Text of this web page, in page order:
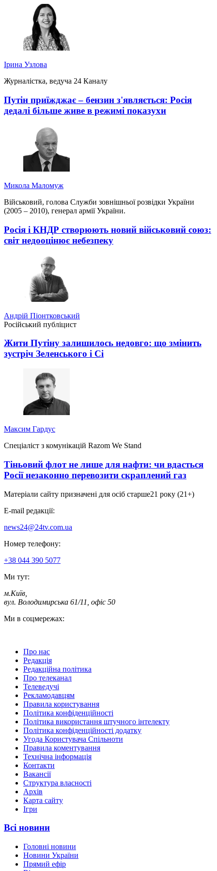
Ірина Узлова
Журналістка, ведуча 24 Каналу
Путін приїжджає – бензин з'являється: Росія
дедалі більше живе в режимі показухи
Микола Маломуж
Військовий, голова Служби зовнішньої розвідки України
(2005 – 2010), генерал армії України.
Росія і КНДР створюють новий військовий союз:
світ недооцінює небезпеку
Андрій Піонтковський
Російський публіцист
Жити Путіну залишилось недовго: що змінить
зустріч Зеленського і Сі
Максим Гардус
Спеціаліст з комунікацій Razom We Stand
Тіньовий флот не лише для нафти: чи вдасться
Росії незаконно перевозити скраплений газ
Матеріали сайту призначені для осіб старше21 року (21+)
E-mail редакції:
news24@24tv.com.ua
Номер телефону:
+38 044 390 5077
Ми тут:
м.Київ
вул. Володимирська 61/11, офіс 50
Ми в соцмережах:
Про нас
Редакція
Редакційна політика
Про телеканал
Телеведучі
Рекламодавцям
Правила користування
Політика конфіденційності
Політика використання штучного інтелекту
Політика конфіденційності додатку
Угода Користувача Спільноти
Правила коментування
Технічна інформація
Контакти
Вакансії
Структура власності
Архів
Карта сайту
Ігри
Всі новини
Головні новини
Новини України
Прямий ефір